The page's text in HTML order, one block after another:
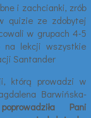
i zachcianki, zrób
quizie ze zdobytej
w grupach 4-5
na lekcji wszystkie
Santander
którą prowadzi w
Barwińska-
Pani